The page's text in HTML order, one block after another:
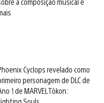
Cyclops revelado como
personagem de DLC de
1 de MARVEL Tōkon: